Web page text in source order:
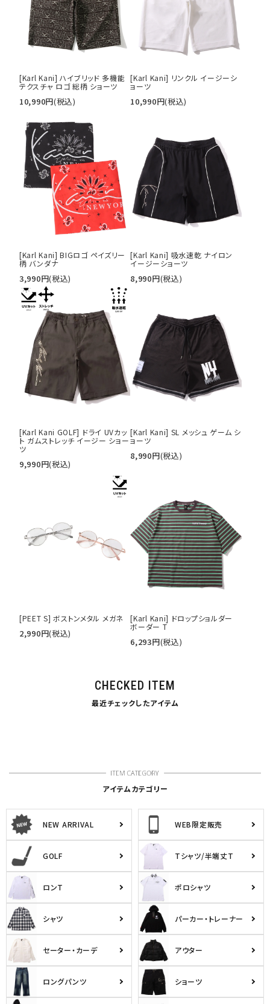
[Karl Kani] ハイブリッド 多機能
テクスチャ ロゴ 総柄 ショーツ
10,990円(税込)
[Karl Kani] リンクル イージーシ
ョーツ
10,990円(税込)
[Karl Kani] BIGロゴ ペイズリー
柄 バンダナ
3,990円(税込)
[Karl Kani] 吸水速乾 ナイロン
イージーショーツ
8,990円(税込)
[Karl Kani GOLF] ドライ UVカッ
ト ガムストレッチ イージー ショー
ツ
9,990円(税込)
[Karl Kani] SL メッシュ ゲーム シ
ョーツ
8,990円(税込)
[PEET S] ボストンメタル メガネ
2,990円(税込)
[Karl Kani] ドロップショルダー
ボーダー T
6,293円(税込)
CHECKED ITEM
最近チェックしたアイテム
アイテムカテゴリー
NEW ARRIVAL WEB限定販売
GOLF Tシャツ/半端丈T
ロンT ポロシャツ
シャツ パーカー・トレーナー
セーター・カーデ アウター
ロングパンツ ショーツ